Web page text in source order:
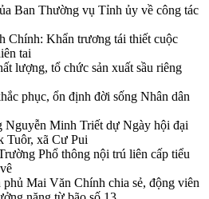
Ban Thường vụ Tỉnh ủy về công tác
Chính: Khẩn trương tái thiết cuộc
tai
lượng, tổ chức sản xuất sầu riêng
phục, ổn định đời sống Nhân dân
Minh Triết dự Ngày hội đại
Tuôr, xã Cư Pui
Phổ thông nội trú liên cấp tiểu
Mai Văn Chính chia sẻ, động viên